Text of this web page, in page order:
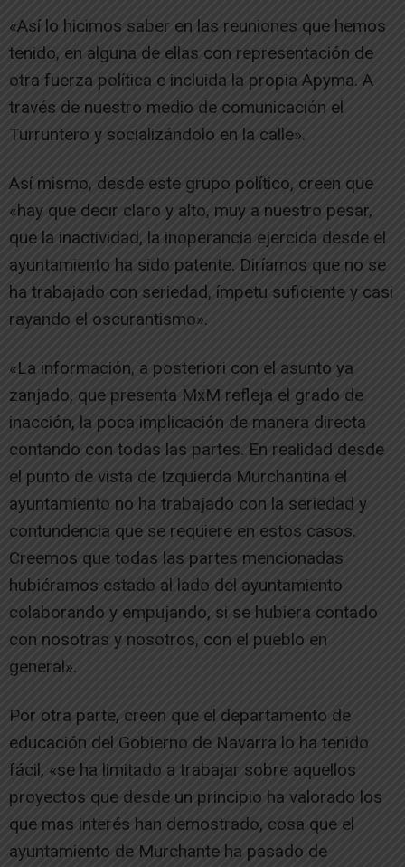
«Así lo hicimos saber en las reuniones que hemos
tenido, en alguna de ellas con representación de
otra fuerza política e incluida la propia Apyma. A
través de nuestro medio de comunicación el
Turruntero y socializándolo en la calle».
Así mismo, desde este grupo político, creen que
«hay que decir claro y alto, muy a nuestro pesar,
que la inactividad, la inoperancia ejercida desde el
ayuntamiento ha sido patente. Diríamos que no se
ha trabajado con seriedad, ímpetu suficiente y casi
rayando el oscurantismo».
«La información, a posteriori con el asunto ya
zanjado, que presenta MxM refleja el grado de
inacción, la poca implicación de manera directa
contando con todas las partes. En realidad desde
el punto de vista de Izquierda Murchantina el
ayuntamiento no ha trabajado con la seriedad y
contundencia que se requiere en estos casos.
Creemos que todas las partes mencionadas
hubiéramos estado al lado del ayuntamiento
colaborando y empujando, si se hubiera contado
con nosotras y nosotros, con el pueblo en
general».
Por otra parte, creen que el departamento de
educación del Gobierno de Navarra lo ha tenido
fácil, «se ha limitado a trabajar sobre aquellos
proyectos que desde un principio ha valorado los
que mas interés han demostrado, cosa que el
ayuntamiento de Murchante ha pasado de